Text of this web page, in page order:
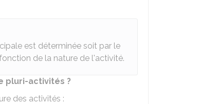
est déterminée soit par le
de la nature de l'activité.
pluri-activités ?
des activités :